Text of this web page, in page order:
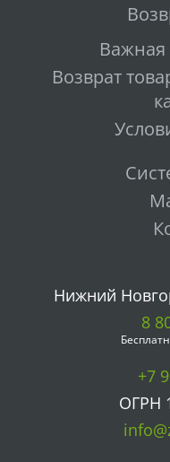
Возврат
Нижний
8
+7
ОГРН